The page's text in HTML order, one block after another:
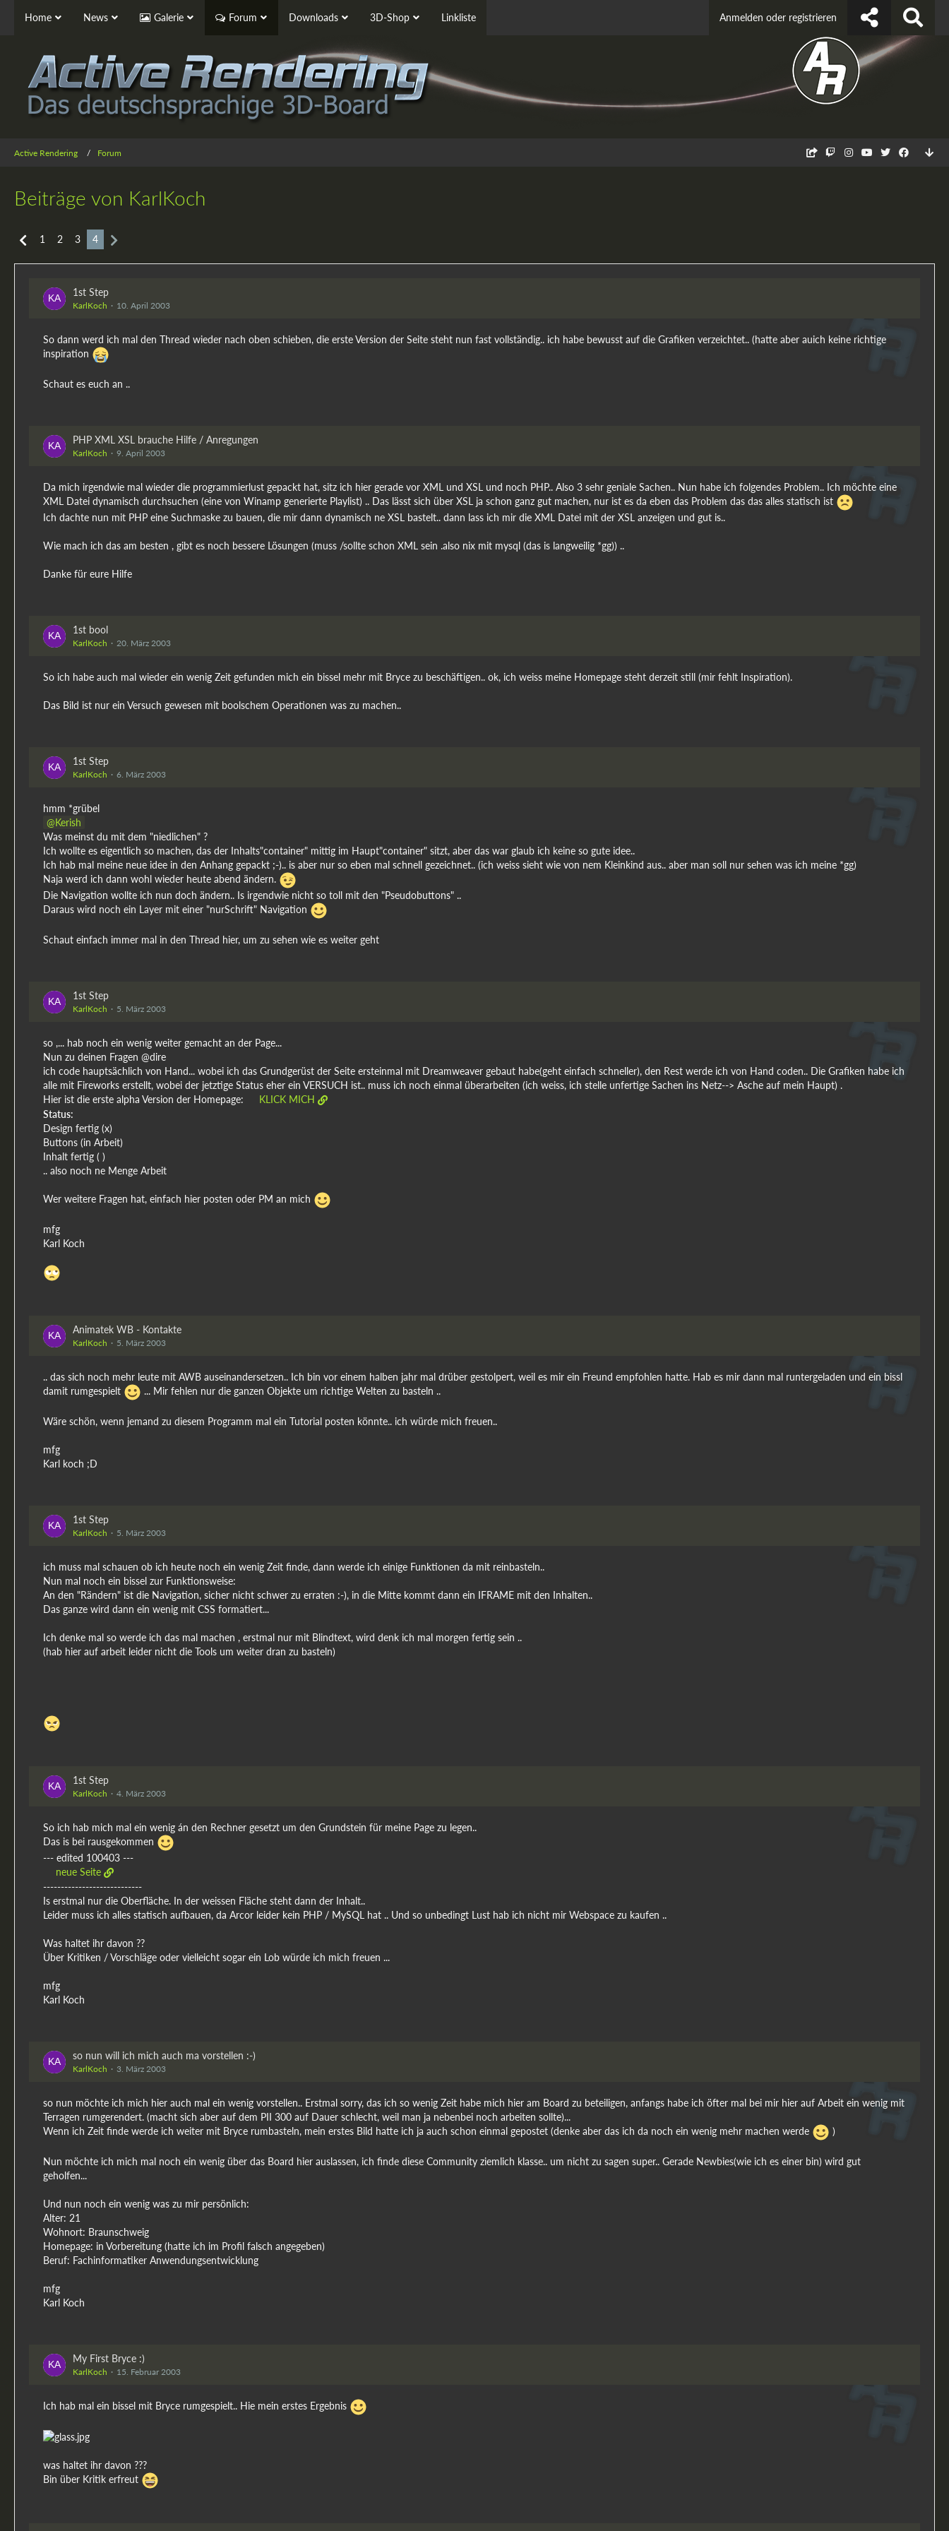
Home News Galerie Forum Downloads 3D-Shop Linkliste Anmelden oder registrieren
Active Rendering Forum
Beiträge von KarlKoch
1 2 3 4
1st Step
KarlKoch 10. April 2003
So dann werd ich mal den Thread wieder nach oben schieben, die erste Version der Seite steht nun fast vollständig.. ich habe bewusst auf die Grafiken verzeichtet.. (hatte aber auich keine richtige
inspiration
Schaut es euch an ..
PHP XML XSL brauche Hilfe / Anregungen
KarlKoch 9. April 2003
Da mich irgendwie mal wieder die programmierlust gepackt hat, sitz ich hier gerade vor XML und XSL und noch PHP.. Also 3 sehr geniale Sachen.. Nun habe ich folgendes Problem.. Ich möchte eine
XML Datei dynamisch durchsuchen (eine von Winamp generierte Playlist) .. Das lässt sich über XSL ja schon ganz gut machen, nur ist es da eben das Problem das das alles statisch ist
Ich dachte nun mit PHP eine Suchmaske zu bauen, die mir dann dynamisch ne XSL bastelt.. dann lass ich mir die XML Datei mit der XSL anzeigen und gut is..
Wie mach ich das am besten , gibt es noch bessere Lösungen (muss /sollte schon XML sein .also nix mit mysql (das is langweilig *gg)) ..
Danke für eure Hilfe
1st bool
KarlKoch 20. März 2003
So ich habe auch mal wieder ein wenig Zeit gefunden mich ein bissel mehr mit Bryce zu beschäftigen.. ok, ich weiss meine Homepage steht derzeit still (mir fehlt Inspiration).
Das Bild ist nur ein Versuch gewesen mit boolschem Operationen was zu machen..
1st Step
KarlKoch 6. März 2003
hmm *grübel
Kerish
Was meinst du mit dem "niedlichen" ?
Ich wollte es eigentlich so machen, das der Inhalts"container" mittig im Haupt"container" sitzt, aber das war glaub ich keine so gute idee..
Ich hab mal meine neue idee in den Anhang gepackt ;-).. is aber nur so eben mal schnell gezeichnet.. (ich weiss sieht wie von nem Kleinkind aus.. aber man soll nur sehen was ich meine *gg)
Naja werd ich dann wohl wieder heute abend ändern.
Die Navigation wollte ich nun doch ändern.. Is irgendwie nicht so toll mit den "Pseudobuttons" ..
Daraus wird noch ein Layer mit einer "nurSchrift" Navigation
Schaut einfach immer mal in den Thread hier, um zu sehen wie es weiter geht
1st Step
KarlKoch 5. März 2003
so ,... hab noch ein wenig weiter gemacht an der Page...
Nun zu deinen Fragen @dire
ich code hauptsächlich von Hand... wobei ich das Grundgerüst der Seite ersteinmal mit Dreamweaver gebaut habe(geht einfach schneller), den Rest werde ich von Hand coden.. Die Grafiken habe ich
alle mit Fireworks erstellt, wobei der jetztige Status eher ein VERSUCH ist.. muss ich noch einmal überarbeiten (ich weiss, ich stelle unfertige Sachen ins Netz--> Asche auf mein Haupt) .
Hier ist die erste alpha Version der Homepage:
KLICK MICH
Status:
Design fertig (x)
Buttons (in Arbeit)
Inhalt fertig ( )
.. also noch ne Menge Arbeit
Wer weitere Fragen hat, einfach hier posten oder PM an mich
mfg
Karl Koch
Animatek WB - Kontakte
KarlKoch 5. März 2003
.. das sich noch mehr leute mit AWB auseinandersetzen.. Ich bin vor einem halben jahr mal drüber gestolpert, weil es mir ein Freund empfohlen hatte. Hab es mir dann mal runtergeladen und ein bissl
damit rumgespielt
... Mir fehlen nur die ganzen Objekte um richtige Welten zu basteln ..
Wäre schön, wenn jemand zu diesem Programm mal ein Tutorial posten könnte.. ich würde mich freuen..
mfg
Karl koch ;D
1st Step
KarlKoch 5. März 2003
ich muss mal schauen ob ich heute noch ein wenig Zeit finde, dann werde ich einige Funktionen da mit reinbasteln..
Nun mal noch ein bissel zur Funktionsweise:
An den "Rändern" ist die Navigation, sicher nicht schwer zu erraten :-), in die Mitte kommt dann ein IFRAME mit den Inhalten..
Das ganze wird dann ein wenig mit CSS formatiert...
Ich denke mal so werde ich das mal machen , erstmal nur mit Blindtext, wird denk ich mal morgen fertig sein ..
(hab hier auf arbeit leider nicht die Tools um weiter dran zu basteln)
1st Step
KarlKoch 4. März 2003
So ich hab mich mal ein wenig án den Rechner gesetzt um den Grundstein für meine Page zu legen..
Das is bei rausgekommen
--- edited 100403 ---
neue Seite
----------------------------
Is erstmal nur die Oberfläche. In der weissen Fläche steht dann der Inhalt..
Leider muss ich alles statisch aufbauen, da Arcor leider kein PHP / MySQL hat .. Und so unbedingt Lust hab ich nicht mir Webspace zu kaufen ..
Was haltet ihr davon ??
Über Kritiken / Vorschläge oder vielleicht sogar ein Lob würde ich mich freuen ...
mfg
Karl Koch
so nun will ich mich auch ma vorstellen :-)
KarlKoch 3. März 2003
so nun möchte ich mich hier auch mal ein wenig vorstellen.. Erstmal sorry, das ich so wenig Zeit habe mich hier am Board zu beteiligen, anfangs habe ich öfter mal bei mir hier auf Arbeit ein wenig mit
Terragen rumgerendert. (macht sich aber auf dem PII 300 auf Dauer schlecht, weil man ja nebenbei noch arbeiten sollte)...
Wenn ich Zeit finde werde ich weiter mit Bryce rumbasteln, mein erstes Bild hatte ich ja auch schon einmal gepostet (denke aber das ich da noch ein wenig mehr machen werde
)
Nun möchte ich mich mal noch ein wenig über das Board hier auslassen, ich finde diese Community ziemlich klasse.. um nicht zu sagen super.. Gerade Newbies(wie ich es einer bin) wird gut
geholfen...
Und nun noch ein wenig was zu mir persönlich:
Alter: 21
Wohnort: Braunschweig
Homepage: in Vorbereitung (hatte ich im Profil falsch angegeben)
Beruf: Fachinformatiker Anwendungsentwicklung
mfg
Karl Koch
My First Bryce :)
KarlKoch 15. Februar 2003
Ich hab mal ein bissel mit Bryce rumgespielt.. Hie mein erstes Ergebnis
was haltet ihr davon ???
Bin über Kritik erfreut